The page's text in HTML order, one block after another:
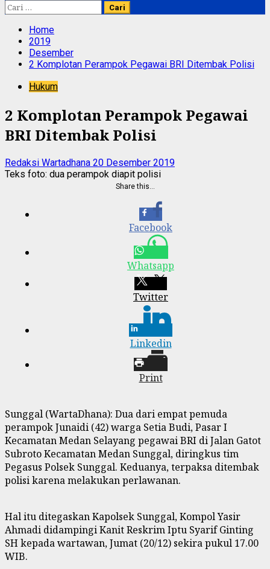
Cari
untuk:
Home
2019
Desember
2 Komplotan Perampok Pegawai BRI Ditembak Polisi
Hukum
2 Komplotan Perampok Pegawai
BRI Ditembak Polisi
Redaksi Wartadhana 20 Desember 2019
Teks foto: dua perampok diapit polisi
Share this…
Facebook
Whatsapp
Twitter
Linkedin
Print
Sunggal (WartaDhana): Dua dari empat pemuda
perampok Junaidi (42) warga Setia Budi, Pasar I
Kecamatan Medan Selayang pegawai BRI di Jalan Gatot
Subroto Kecamatan Medan Sunggal, diringkus tim
Pegasus Polsek Sunggal. Keduanya, terpaksa ditembak
polisi karena melakukan perlawanan.
Hal itu ditegaskan Kapolsek Sunggal, Kompol Yasir
Ahmadi didampingi Kanit Reskrim Iptu Syarif Ginting
SH kepada wartawan, Jumat (20/12) sekira pukul 17.00
WIB.